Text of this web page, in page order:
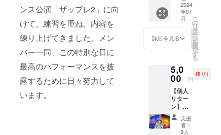
ンス公演「ザップレ2」に向
けて、練習を重ね、内容を
練り上げてきました。メン
バー一同、この特別な日に
最高のパフォーマンスを披
露するために日々努力して
います。
サイン
入りき
らきら
トレカ
トレ
カ
5.5×8.5
ステッ
カー
8.6×5.4
cm 3枚
2024
年07
月
詳細を見る
こ
の
リ
タ
ー
ン
を
選
択
す
る
5,0
00 円
残り1
【個人
リター
ン】
Naomi
があな
たの事
支援
者：
9人